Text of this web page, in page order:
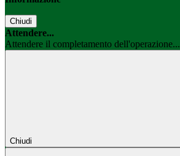
Chiudi
Attendere...
Attendere il completamento dell'operazione...
Chiudi